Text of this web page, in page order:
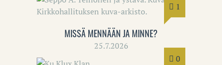
1
MISSÄ MENNÄÄN JA MINNE?
25.7.2026
0